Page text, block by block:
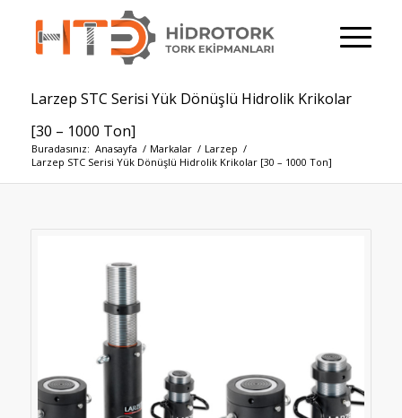
Larzep STC Serisi Yük Dönüşlü Hidrolik Krikolar
[30 – 1000 Ton]
Buradasınız: Anasayfa / Markalar / Larzep /
Larzep STC Serisi Yük Dönüşlü Hidrolik Krikolar [30 – 1000 Ton]